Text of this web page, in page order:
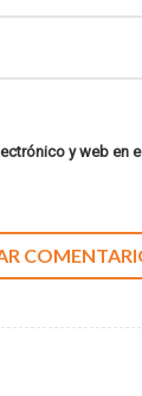
y web en